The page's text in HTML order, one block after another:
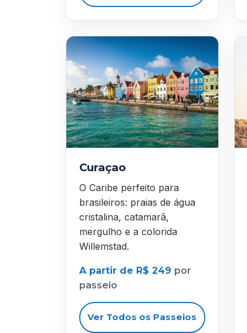
Curaçao
O Caribe perfeito para
brasileiros: praias de água
cristalina, catamarã,
mergulho e a colorida
Willemstad.
A partir de R$ 249 por
passeio
Ver Todos os Passeios